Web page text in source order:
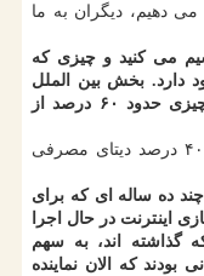
دهیم، دیگران به ما
می کنید و چیزی که
دارد. بخش بین الملل
آنرا کنار بگذاریم. آمار مصرف بین الملل چیزی حدود ۶۰ درصد از
این آمار حدودا نزدیک به ۴۰ به ۶۰ است. ۴۰ درصد دیتای مصرفی
ده ساله ای که برای
اینترنت در حال اجرا
گذاشته اند، به سهم
که الان نماینده